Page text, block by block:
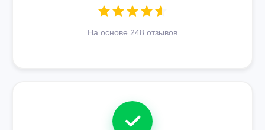
На основе 248 отзывов